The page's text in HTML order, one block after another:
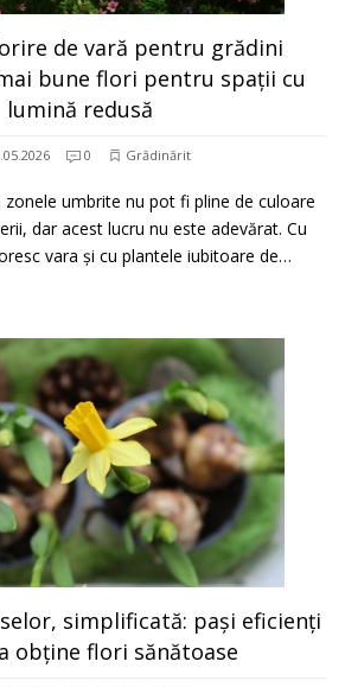
de vară pentru grădini
bune flori pentru spații cu
lumină redusă
0 Grădinărit
umbrite nu pot fi pline de culoare
dar acest lucru nu este adevărat. Cu
vara și cu plantele iubitoare de…
simplificată: pași eficienți
obține flori sănătoase